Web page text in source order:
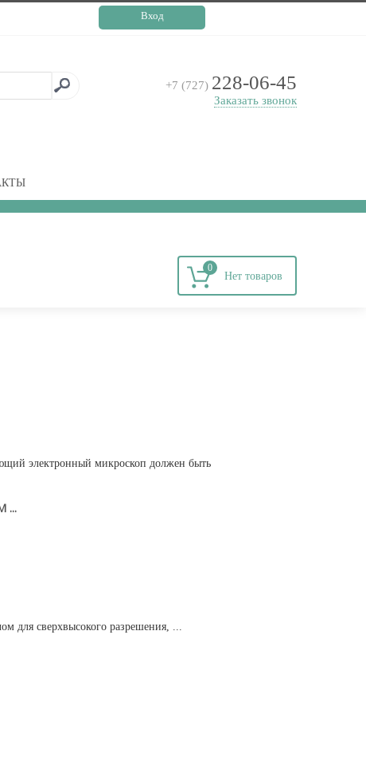
Вход
+7 (727) 228-06-45
Заказать звонок
0
электронный микроскоп должен быть
...
для сверхвысокого разрешения, ...